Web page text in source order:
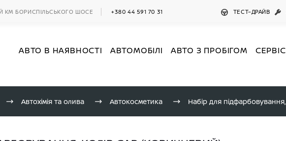
КМ БОРИСПІЛЬСЬКОГО ШОСЕ +380 44 591 70 31 ТЕСТ–ДРАЙВ
АВТО В НАЯВНОСТІ АВТОМОБІЛІ АВТО З ПРОБІГОМ СЕРВІС
Автохімія та олива Автокосметика